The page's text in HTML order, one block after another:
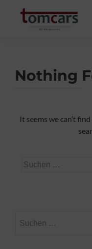
Nothing
It seems we can’t
Suchen
nach: